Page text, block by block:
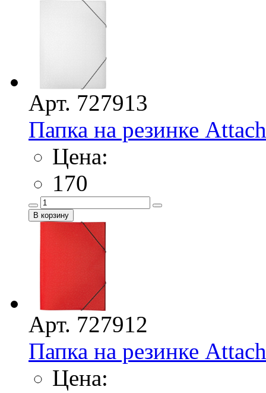
Арт. 727913
Папка на резинке
Цена:
170
Арт. 727912
Папка на резинке
Цена: